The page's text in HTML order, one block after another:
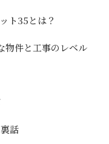
ト35とは？
物件と工事のレベル
話